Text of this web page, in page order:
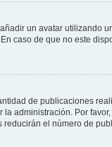
un avatar
caso de que no este
de publicaciones
administración. Por
el número de